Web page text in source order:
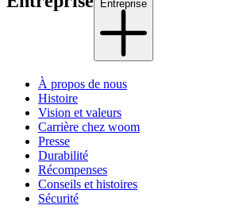
Entreprise
À propos de nous
Histoire
Vision et valeurs
Carrière chez woom
Presse
Durabilité
Récompenses
Conseils et histoires
Sécurité